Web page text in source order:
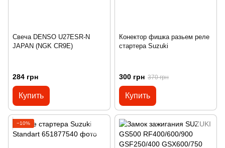
Свеча DENSO U27ESR-N
JAPAN (NGK CR9E)
284 грн
Купить
Конектор фишка разьем реле
стартера Suzuki
300 грн 370 грн
Купить
−10%